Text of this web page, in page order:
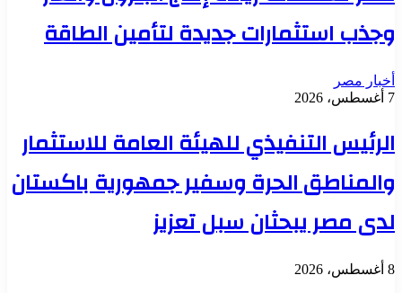
وجذب استثمارات جديدة لتأمين الطاقة
أخبار مصر
7 أغسطس، 2026
الرئيس التنفيذي للهيئة العامة للاستثمار
والمناطق الحرة وسفير جمهورية باكستان
لدى مصر يبحثان سبل تعزيز
8 أغسطس، 2026